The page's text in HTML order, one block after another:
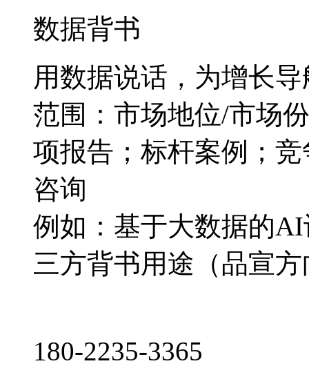
数据背书
用数据说话，为增长导
范围：市场地位/市场
项报告；标杆案例；
咨询
例如：基于大数据的
三方背书用途（品宣
180-2235-3365